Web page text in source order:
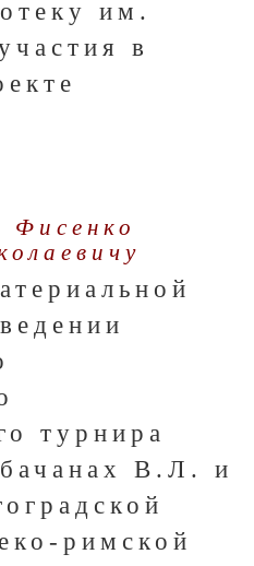
им.
в
Фисенко
турнира
В.Л. и
римской